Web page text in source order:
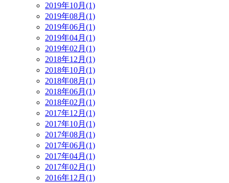
2019年10月(1)
2019年08月(1)
2019年06月(1)
2019年04月(1)
2019年02月(1)
2018年12月(1)
2018年10月(1)
2018年08月(1)
2018年06月(1)
2018年02月(1)
2017年12月(1)
2017年10月(1)
2017年08月(1)
2017年06月(1)
2017年04月(1)
2017年02月(1)
2016年12月(1)